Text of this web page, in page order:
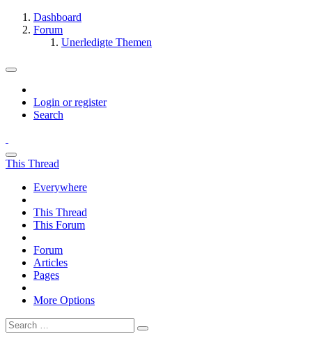
Dashboard
Forum
Unerledigte Themen
Login or register
Search
This Thread
Everywhere
This Thread
This Forum
Forum
Articles
Pages
More Options